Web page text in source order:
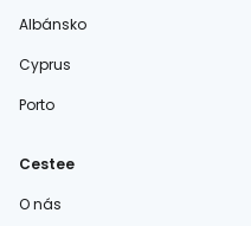
Albánsko
Cyprus
Porto
Cestee
O nás